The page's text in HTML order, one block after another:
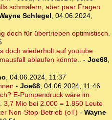
schmälern, aber paar Fragen
Schlegel, 04.06.2024,
doch für übertrieben optimistisch.
doch wiederholt auf youtube
ablaufen könnte.. - Joe68,
, 04.06.2024, 11:37
- Joe68, 04.06.2024, 11:46
E-Pumpendruck wäre im
3,7 Mio bei 2.000 = 1.850 Leute
Non-Stop-Betrieb (oT) - Wayne